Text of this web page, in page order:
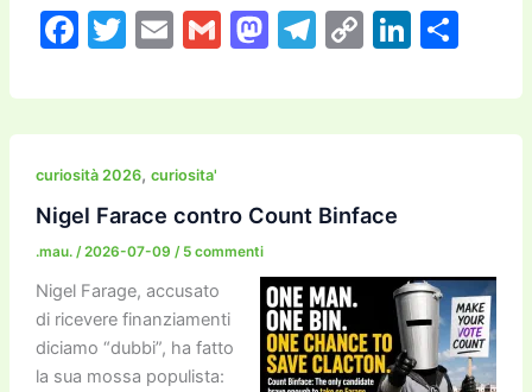
F
c
e
b
o
o
k
T
itt
er
E
ai
l
G
ai
l
M
st
o
o
T
e
gr
m
C
p
y
n
Li
k
e
C
n
di
curiosità 2026, curiosita'
Nigel Farace contro Count Binface
.mau. /2026-07-09 / 5 commenti
Nigel Farage, accusato
di ricevere finanziamenti
diciamo “dubbi”, ha fatto
la sua mossa populista: